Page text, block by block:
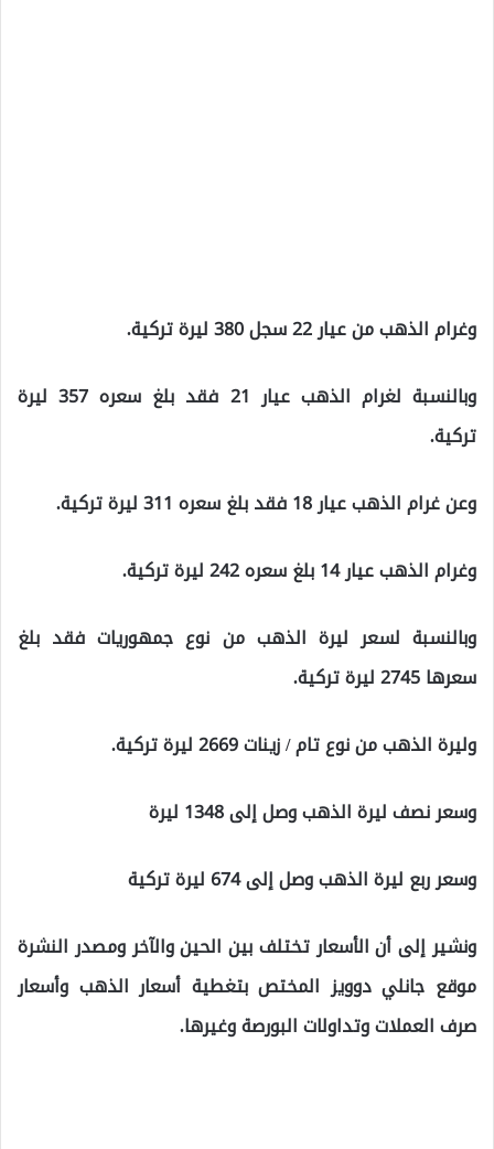
وغرام الذهب من عيار 22 سجل 380 ليرة تركية.
وبالنسبة لغرام الذهب عيار 21 فقد بلغ سعره 357 ليرة
تركية.
وعن غرام الذهب عيار 18 فقد بلغ سعره 311 ليرة تركية.
وغرام الذهب عيار 14 بلغ سعره 242 ليرة تركية.
وبالنسبة لسعر ليرة الذهب من نوع جمهوريات فقد بلغ
سعرها 2745 ليرة تركية.
وليرة الذهب من نوع تام / زينات 2669 ليرة تركية.
وسعر نصف ليرة الذهب وصل إلى 1348 ليرة
وسعر ربع ليرة الذهب وصل إلى 674 ليرة تركية
ونشير إلى أن الأسعار تختلف بين الحين والآخر ومصدر النشرة
موقع جانلي دوويز المختص بتغطية أسعار الذهب وأسعار
صرف العملات وتداولات البورصة وغيرها.